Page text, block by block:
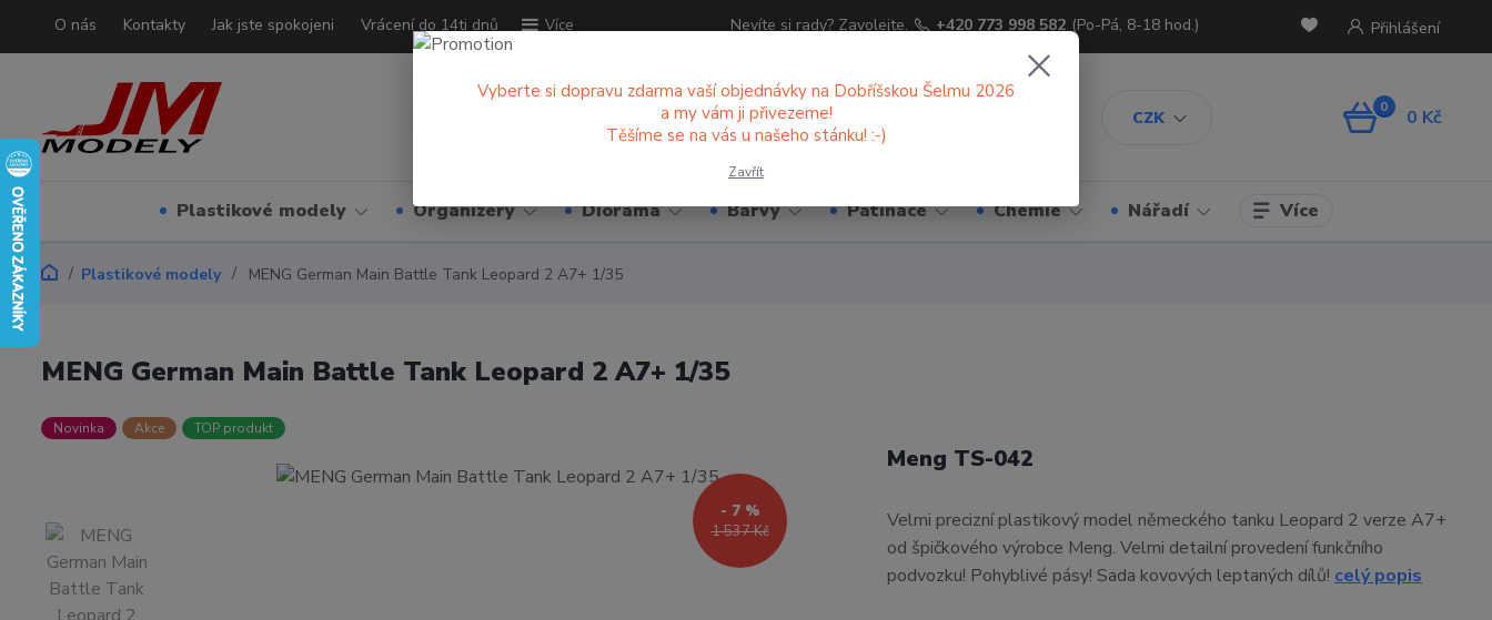
O nás Kontakty Jak jste spokojeni Vrácení do 14ti dnů Více
CZK
Přihlášení
Nevíte si rady? Zavolejte. +420 773 998 582 (Po-Pá, 8-18 hod.)
0 0 Kč
Plastikové modely Organizéry Diorama Barvy Patinace Chemie Nářadí Více
Plastikové modely MENG German Main Battle Tank Leopard 2 A7+ 1/35
MENG German Main Battle Tank Leopard 2 A7+ 1/35
Novinka Akce TOP produkt
1 537 Kč
- 7 %
Meng TS-042
Velmi precizní plastikový model německého tanku Leopard 2 verze A7+
od špičkového výrobce Meng. Velmi detailní provedení funkčního
podvozku! Pohyblivé pásy! Sada kovových leptaných dílů! celý popis
Vyberte si dopravu zdarma vaší objednávky na Dobříšskou Šelmu 2026
a my vám ji přivezeme!
Těšíme se na vás u našeho stánku! :-)
Zavřít